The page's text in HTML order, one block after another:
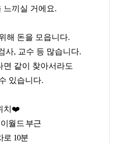
느끼실 거에요.
해 돈을 모읍니다.
사, 교수 등 많습니다.
면 같이 찾아서라도
있습니다.
치❤️
월드 부근
로 10분